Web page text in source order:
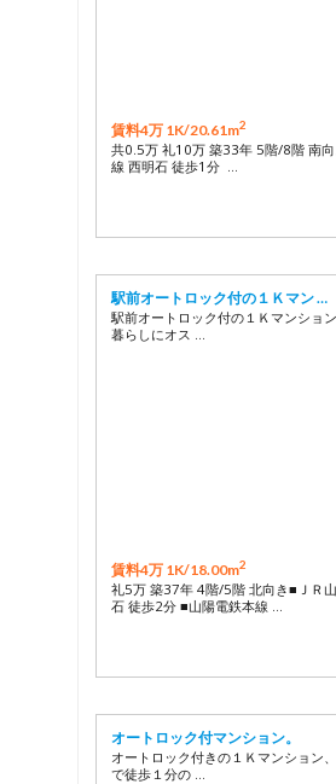
賃料4万 1K/20.61m2
共0.5万 礼10万 築33年 5階/8階 南
線 西明石 徒歩1分 …
駅前オートロック付の１Ｋマン …
駅前オートロック付の１Ｋマンショ
暮らしにオス …
賃料4万 1K/18.00m2
礼5万 築37年 4階/5階 北向き■ＪＲ
石 徒歩2分 ■山陽電鉄本線 …
オートロック付マンション。
オートロック付きの１Ｋマンション
で徒歩１分の …